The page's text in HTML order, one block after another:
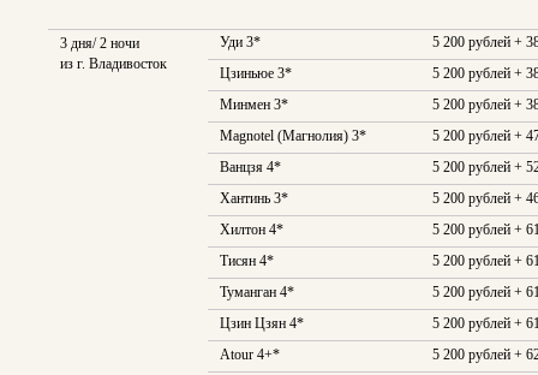
3 дня/ 2 ночи
из г. Владивосток
Уди 3*
5 200 рублей +
Цзиньюе 3*
5 200 рублей +
Минмен 3*
5 200 рублей +
Magnotel (Магнолия) 3*
5 200 рублей +
Ванцзя 4*
5 200 рублей +
Хантинь 3*
5 200 рублей +
Хилтон 4*
5 200 рублей +
Тисян 4*
5 200 рублей +
Туманган 4*
5 200 рублей +
Цзин Цзян 4*
5 200 рублей +
Atour 4+*
5 200 рублей +